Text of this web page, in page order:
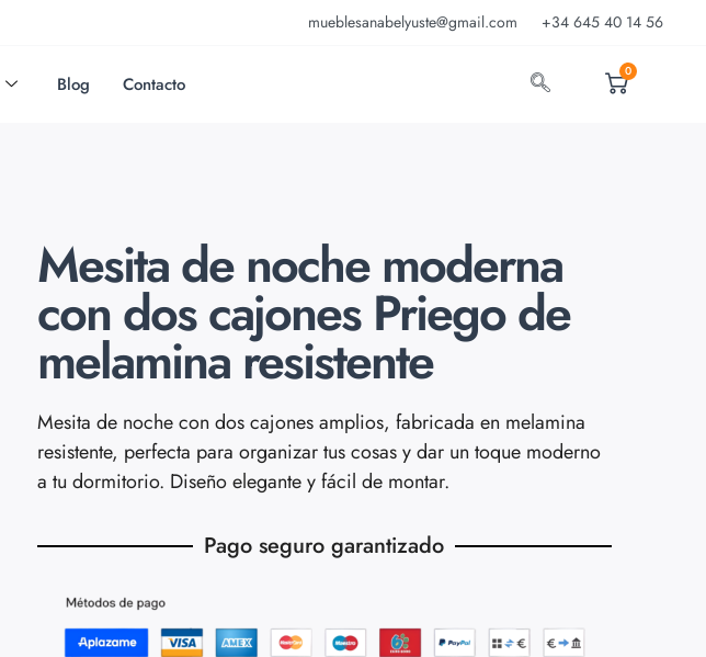
mueblesanabelyuste@gmail.com +34 645 40 14 56
Blog Contacto
0
Mesita de noche moderna
con dos cajones Priego de
melamina resistente
Mesita de noche con dos cajones amplios, fabricada en melamina
resistente, perfecta para organizar tus cosas y dar un toque moderno
a tu dormitorio. Diseño elegante y fácil de montar.
Pago seguro garantizado